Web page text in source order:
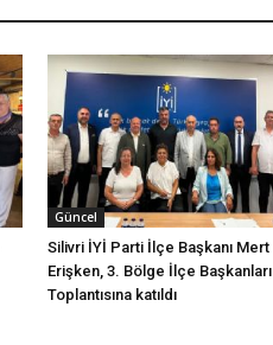
Güncel
Silivri İYİ Parti İlçe Başkanı Mert
Erişken, 3. Bölge İlçe Başkanları
Toplantısına katıldı